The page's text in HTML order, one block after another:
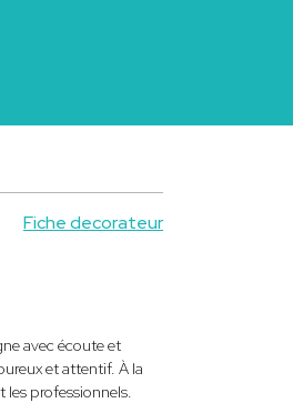
Fiche decorateur
avec écoute et
et attentif. À la
les professionnels.